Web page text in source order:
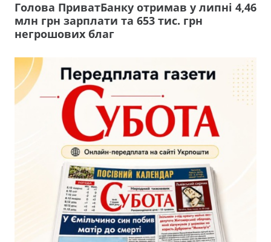
Голова ПриватБанку отримав у липні 4,46
млн грн зарплати та 653 тис. грн
негрошових благ